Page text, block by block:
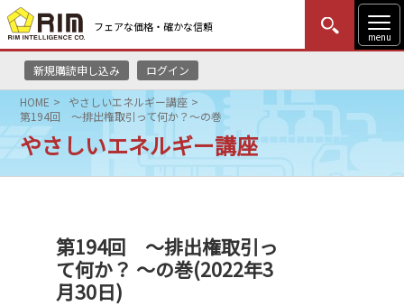
フェアな価格・確かな信頼
menu
新規購読申し込み ログイン
MENU
更新 はじめての方
HOME
マーケットニュース
メソドロジー
HOME
やさしいエネルギー講座
第194回 ～排出権取引って何か？～の巻
やさしいエネルギー講座
第194回 ～排出権取引っ
て何か？ ～の巻(2022年3
月30日)